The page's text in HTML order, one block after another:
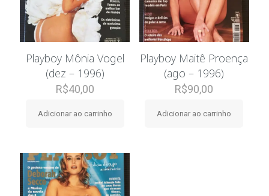
Playboy Mônia Vogel
(dez – 1996)
R$40,00
Adicionar ao carrinho
Playboy Maitê Proença
(ago – 1996)
R$90,00
Adicionar ao carrinho